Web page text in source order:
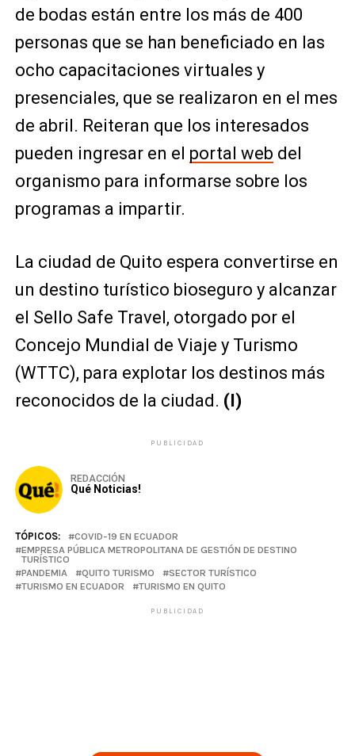
de bodas están entre los más de 400
personas que se han beneficiado en las
ocho capacitaciones virtuales y
presenciales, que se realizaron en el mes
de abril. Reiteran que los interesados
pueden ingresar en el portal web del
organismo para informarse sobre los
programas a impartir.
La ciudad de Quito espera convertirse en
un destino turístico bioseguro y alcanzar
el Sello Safe Travel, otorgado por el
Concejo Mundial de Viaje y Turismo
(WTTC), para explotar los destinos más
reconocidos de la ciudad. (I)
PUBLICIDAD
REDACCIÓN
Qué Noticias!
TÓPICOS:
COVID-19 EN ECUADOR
EMPRESA PÚBLICA METROPOLITANA DE GESTIÓN DE DESTINO
TURÍSTICO
PANDEMIA
QUITO TURISMO
SECTOR TURÍSTICO
TURISMO EN ECUADOR
TURISMO EN QUITO
PUBLICIDAD